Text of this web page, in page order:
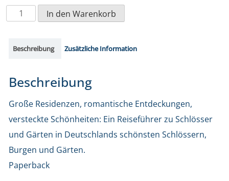
Große
romantische
Schönheiten
Menge
In den Warenkorb
Beschreibung Zusätzliche Information
Beschreibung
Große Residenzen, romantische Entdeckungen,
versteckte Schönheiten: Ein Reiseführer zu Schlösser
und Gärten in Deutschlands schönsten Schlössern,
Burgen und Gärten.
Paperback